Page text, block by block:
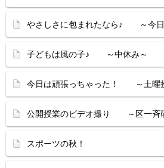
やさしさに包まれたなら♪ ～今日
子どもは風の子♪ ～中休み～
今日は頑張っちゃった！ ～土曜
公開授業のビデオ撮り ～区一斉
スポーツの秋！